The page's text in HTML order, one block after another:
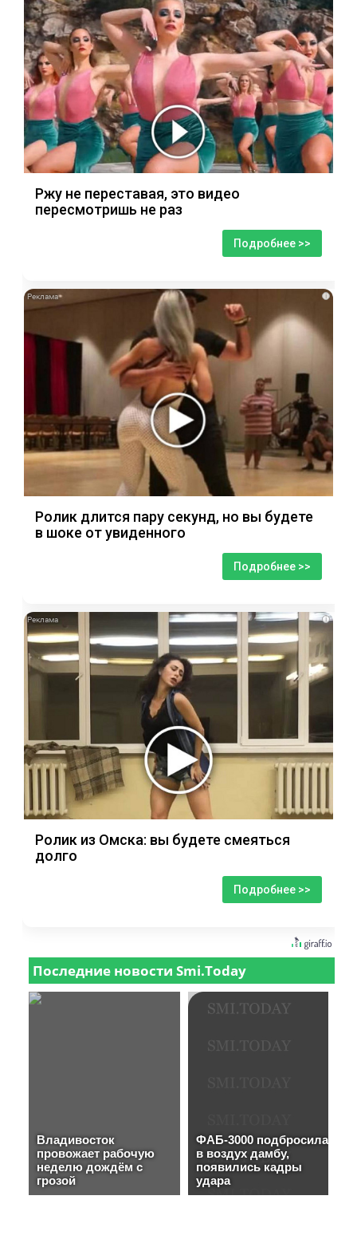
Ржу не переставая, это видео
пересмотришь не раз
Подробнее >>
i
Ролик длится пару секунд, но вы будете
в шоке от увиденного
Подробнее >>
i
Ролик из Омска: вы будете смеяться
долго
Подробнее >>